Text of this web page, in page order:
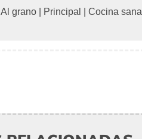
Al grano Principal Cocina sana